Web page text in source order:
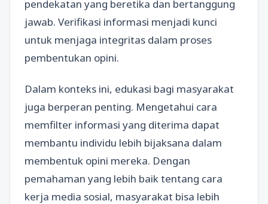
pendekatan yang beretika dan bertanggung
jawab. Verifikasi informasi menjadi kunci
untuk menjaga integritas dalam proses
pembentukan opini.
Dalam konteks ini, edukasi bagi masyarakat
juga berperan penting. Mengetahui cara
memfilter informasi yang diterima dapat
membantu individu lebih bijaksana dalam
membentuk opini mereka. Dengan
pemahaman yang lebih baik tentang cara
kerja media sosial, masyarakat bisa lebih